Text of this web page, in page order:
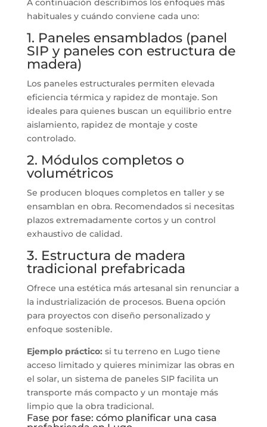
habituales y cuándo conviene cada uno:
1. Paneles ensamblados (panel
SIP y paneles con estructura de
madera)
Los paneles estructurales permiten elevada
eficiencia térmica y rapidez de montaje. Son
ideales para quienes buscan un equilibrio entre
aislamiento, rapidez de montaje y coste
controlado.
2. Módulos completos o
volumétricos
Se producen bloques completos en taller y se
ensamblan en obra. Recomendados si necesitas
plazos extremadamente cortos y un control
exhaustivo de calidad.
3. Estructura de madera
tradicional prefabricada
Ofrece una estética más artesanal sin renunciar a
la industrialización de procesos. Buena opción
para proyectos con diseño personalizado y
enfoque sostenible.
Ejemplo práctico: si tu terreno en Lugo tiene
acceso limitado y quieres minimizar las obras en
el solar, un sistema de paneles SIP facilita un
transporte más compacto y un montaje más
limpio que la obra tradicional.
Fase por fase: cómo planificar una casa